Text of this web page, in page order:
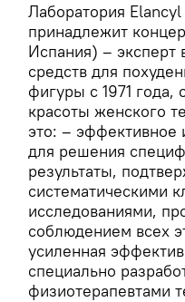
Лаборатория Elancyl
принадлежит
Испания) – эксперт
средств для
фигуры с 1971 года,
красоты женского
это: – эффективное
для решения
результаты,
систематическими
исследованиями,
соблюдением всех
усиленная
специально
физиотерапевтами